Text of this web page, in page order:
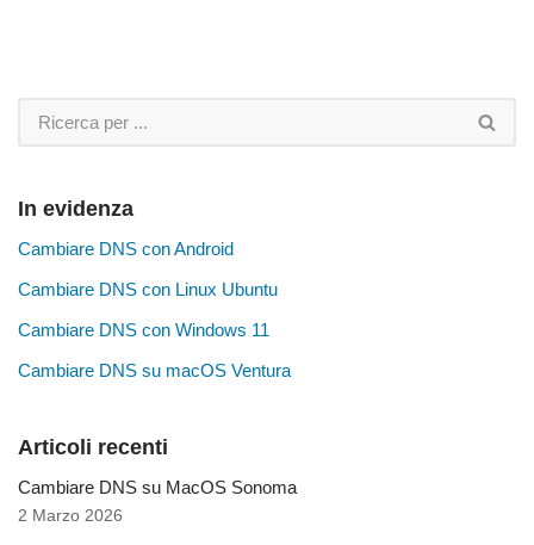
In evidenza
Cambiare DNS con Android
Cambiare DNS con Linux Ubuntu
Cambiare DNS con Windows 11
Cambiare DNS su macOS Ventura
Articoli recenti
Cambiare DNS su MacOS Sonoma
2 Marzo 2026